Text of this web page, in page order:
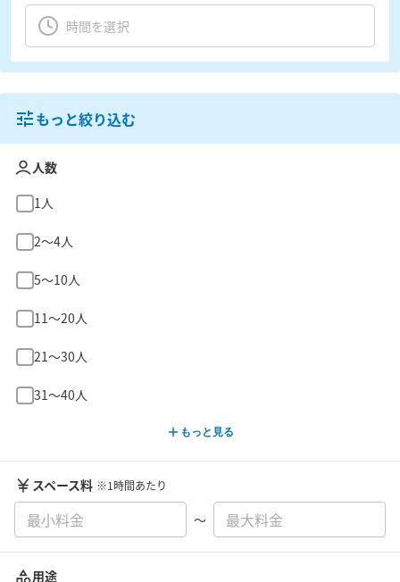
もっと絞り込む
人数
1人
2〜4人
5〜10人
11〜20人
21〜30人
31〜40人
もっと見る
スペース料 ※1時間あたり
〜
用途